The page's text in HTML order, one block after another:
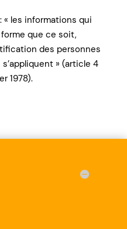
« les informations qui
que ce soit,
des personnes
» (article 4
1978).